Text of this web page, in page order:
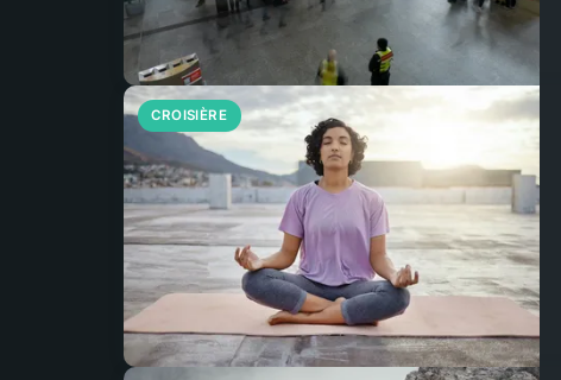
CROISIÈRE